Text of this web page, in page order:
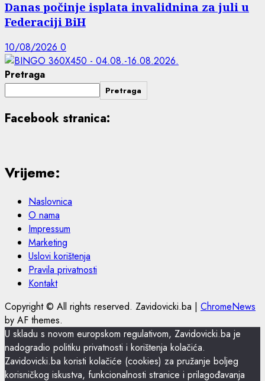
Danas počinje isplata invalidnina za juli u
Federaciji BiH
10/08/2026 0
Pretraga
Pretraga
Facebook stranica:
Vrijeme:
Naslovnica
O nama
Impressum
Marketing
Uslovi korištenja
Pravila privatnosti
Kontakt
Copyright © All rights reserved. Zavidovicki.ba | ChromeNews
by AF themes.
U skladu s novom europskom regulativom, Zavidovicki.ba je
nadogradio politiku privatnosti i korištenja kolačića.
Zavidovicki.ba koristi kolačiće (cookies) za pružanje boljeg
korisničkog iskustva, funkcionalnosti stranice i prilagođavanja